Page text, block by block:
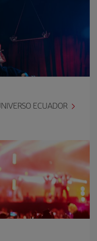
ECUADOR